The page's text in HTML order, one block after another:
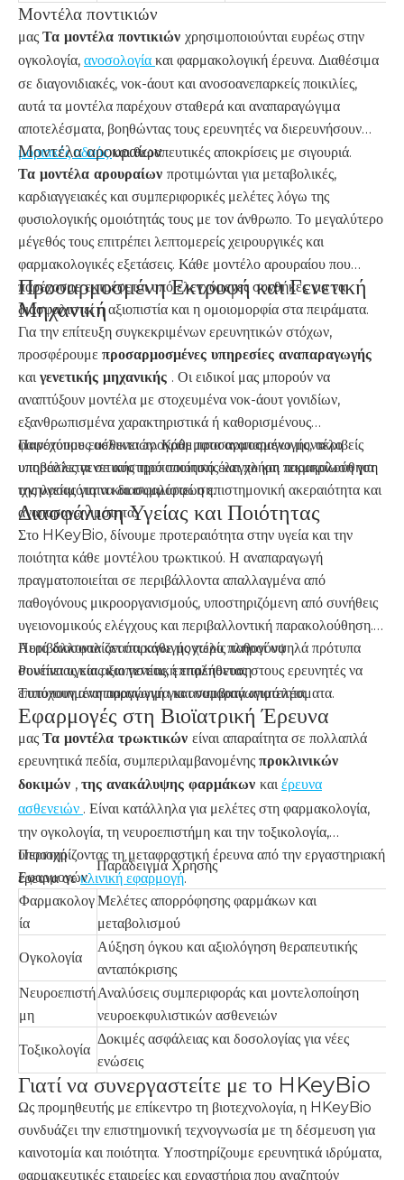
Μοντέλα ποντικιών
μας Τα μοντέλα ποντικιών χρησιμοποιούνται ευρέως στην
ογκολογία, ανοσολογία και φαρμακολογική έρευνα. Διαθέσιμα
σε διαγονιδιακές, νοκ-άουτ και ανοσοανεπαρκείς ποικιλίες,
αυτά τα μοντέλα παρέχουν σταθερά και αναπαραγώγιμα
αποτελέσματα, βοηθώντας τους ερευνητές να διερευνήσουν
μοριακές οδούςκαι θεραπευτικές αποκρίσεις με σιγουριά.
Μοντέλα αρουραίων
Τα μοντέλα αρουραίων προτιμώνται για μεταβολικές,
καρδιαγγειακές και συμπεριφορικές μελέτες λόγω της
φυσιολογικής ομοιότητάς τους με τον άνθρωπο. Το μεγαλύτερο
μέγεθός τους επιτρέπει λεπτομερείς χειρουργικές και
φαρμακολογικές εξετάσεις. Κάθε μοντέλο αρουραίου που
παρέχουμε εκτρέφεται υπό ελεγχόμενες συνθήκες για να
διασφαλιστεί η αξιοπιστία και η ομοιομορφία στα πειράματα.
Προσαρμοσμένη Εκτροφή και Γενετική
Μηχανική
Για την επίτευξη συγκεκριμένων ερευνητικών στόχων,
προσφέρουμε προσαρμοσμένες υπηρεσίες αναπαραγωγής
καιγενετικής μηχανικής . Οι ειδικοί μας μπορούν να
αναπτύξουν μοντέλα με στοχευμένα νοκ-άουτ γονιδίων,
εξανθρωπισμένα χαρακτηριστικά ή καθορισμένους
φαινοτύπους ασθενειών. Κάθε προσαρμοσμένο μοντέλο
υποβάλλεται σε αυστηρό ποιοτικό έλεγχο και παρακολούθηση
της υγείας για να διασφαλιστεί η επιστημονική ακεραιότητα και
αναπαραγωγιμότητα.
Παρέχουμε ευέλικτα προγράμματα αναπαραγωγής, ακριβείς
υπηρεσίες γενετικής τροποποίησης και πλήρη τεκμηρίωση για
ιχνηλασιμότητα και συμμόρφωση.
Διασφάλιση Υγείας και Ποιότητας
Στο HKeyBio, δίνουμε προτεραιότητα στην υγεία και την
ποιότητα κάθε μοντέλου τρωκτικού. Η αναπαραγωγή
πραγματοποιείται σε περιβάλλοντα απαλλαγμένα από
παθογόνους μικροοργανισμούς, υποστηριζόμενη από συνήθεις
υγειονομικούς ελέγχους και περιβαλλοντική παρακολούθηση.
Αυτό διασφαλίζει ότι κάθε μοντέλο πληροί υψηλά πρότυπα
συνέπειας και αξιοπιστίας, επιτρέποντας στους ερευνητές να
επιτύχουν αναπαραγώγιμα και συμβατά αποτελέσματα.
Περιβάλλοντα αναπαραγωγής χωρίς παθογόνα
Ρουτίνα υγείας και γενετική επαλήθευση
Τυποποιημένη παραγωγή για αναπαραγωγιμότητα
Εφαρμογές στη Βιοϊατρική Έρευνα
μας Τα μοντέλα τρωκτικών είναι απαραίτητα σε πολλαπλά
ερευνητικά πεδία, συμπεριλαμβανομένης προκλινικών
δοκιμών , της ανακάλυψης φαρμάκων καιέρευνα
ασθενειών . Είναι κατάλληλα για μελέτες στη φαρμακολογία,
την ογκολογία, τη νευροεπιστήμη και την τοξικολογία,
υποστηρίζοντας τη μεταφραστική έρευνα από την εργαστηριακή
έρευνα σεκλινική εφαρμογή.
Περιοχή
Εφαρμογών
Παράδειγμα Χρήσης
Φαρμακολογ
ία
Μελέτες απορρόφησης φαρμάκων και
μεταβολισμού
Ογκολογία
Αύξηση όγκου και αξιολόγηση θεραπευτικής
ανταπόκρισης
Νευροεπιστή
μη
Αναλύσεις συμπεριφοράς και μοντελοποίηση
νευροεκφυλιστικών ασθενειών
Τοξικολογία
Δοκιμές ασφάλειας και δοσολογίας για νέες
ενώσεις
Γιατί να συνεργαστείτε με το HKeyBio
Ως προμηθευτής με επίκεντρο τη βιοτεχνολογία, η HKeyBio
συνδυάζει την επιστημονική τεχνογνωσία με τη δέσμευση για
καινοτομία και ποιότητα. Υποστηρίζουμε ερευνητικά ιδρύματα,
φαρμακευτικές εταιρείες και εργαστήρια που αναζητούν